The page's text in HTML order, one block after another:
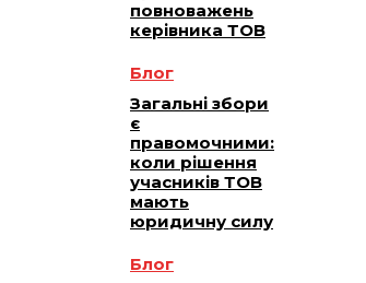
повноважень
керівника ТОВ
Блог
Загальні збори
є
правомочними:
коли рішення
учасників ТОВ
мають
юридичну силу
Блог